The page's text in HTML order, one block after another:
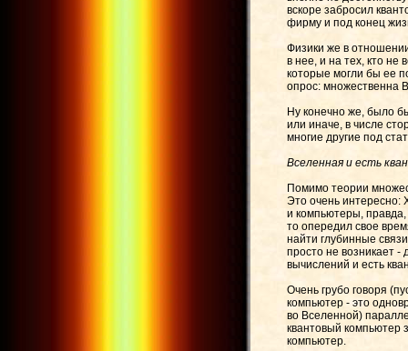
вскоре забросил
фирму и под конец
Физики же в
в нее, и на тех, кто
которые могли бы ее
опрос: множественна
Ну конечно же, было
или иначе, в числе
многие другие под
Вселенная и есть
Помимо теории
Это очень интересно:
и компьютеры,
то опередил свое
найти глубинные
просто не возникает -
вычислений и есть
Очень грубо говоря
компьютер - это
во Вселенной)
квантовый компьютер
компьютер.